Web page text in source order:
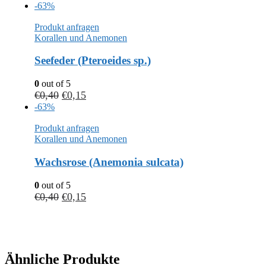
-63%
Produkt anfragen
Korallen und Anemonen
Seefeder (Pteroeides sp.)
0 out of 5
€0,40 €0,15
-63%
Produkt anfragen
Korallen und Anemonen
Wachsrose (Anemonia sulcata)
0 out of 5
€0,40 €0,15
Ähnliche Produkte